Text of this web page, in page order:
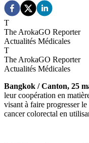
T
The ArokaGO Reporter
Actualités Médicales
T
The ArokaGO Reporter
Actualités Médicales
Bangkok / Canton, 25
leur coopération en
visant à faire progresser
cancer colorectal en